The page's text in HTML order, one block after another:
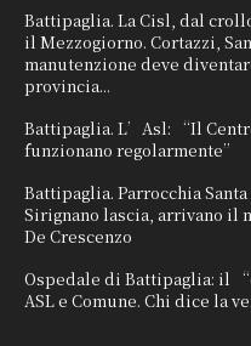
Battipaglia. La Cisl, dal
il Mezzogiorno. Cortazzi,
manutenzione deve
provincia...
Battipaglia. L’Asl: “Il
funzionano regolarmente”
Battipaglia. Parrocchia
Sirignano lascia, arrivano il
De Crescenzo
Ospedale di Battipaglia: il
ASL e Comune. Chi dice la